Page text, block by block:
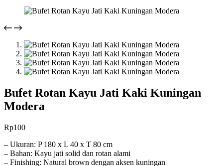
Bufet Rotan Kayu Jati Kaki Kuningan
Modera
Rp100
– Ukuran: P 180 x L 40 x T 80 cm
– Bahan: Kayu jati solid dan rotan alami
– Finishing: Natural brown dengan aksen kuningan